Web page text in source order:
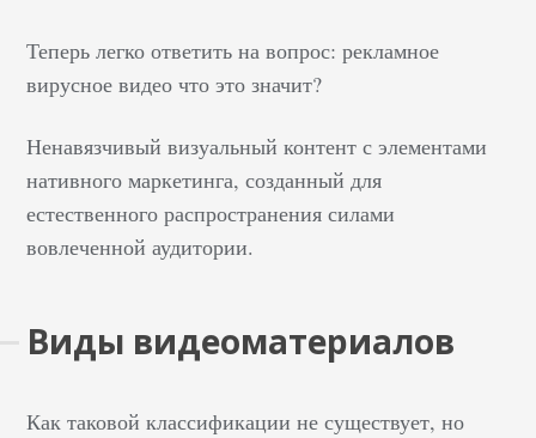
Теперь легко ответить на вопрос: рекламное
вирусное видео что это значит?
Ненавязчивый визуальный контент с элементами
нативного маркетинга, созданный для
естественного распространения силами
вовлеченной аудитории.
Виды видеоматериалов
Как таковой классификации не существует, но